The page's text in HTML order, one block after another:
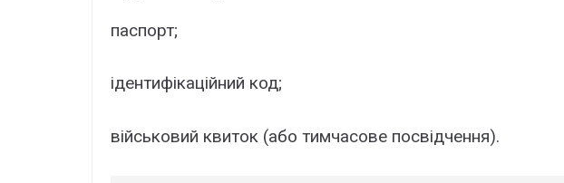
паспорт;
ідентифікаційний код;
військовий квиток (або тимчасове посвідчення).